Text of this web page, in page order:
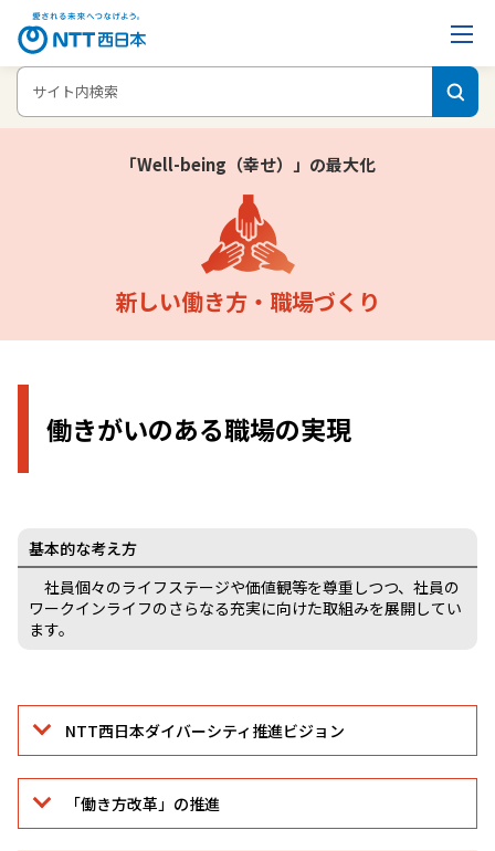
ホーム 企業情報
働きがい
のある職場の実現
「Well-being（幸せ）」の最⼤化
新しい働き方・職場づくり
働きがいのある職場の実現
基本的な考え方
社員個々のライフステージや価値観等を尊重しつつ、社員の
ワークインライフのさらなる充実に向けた取組みを展開してい
ます。
NTT西日本ダイバーシティ推進ビジョン
「働き⽅改⾰」の推進